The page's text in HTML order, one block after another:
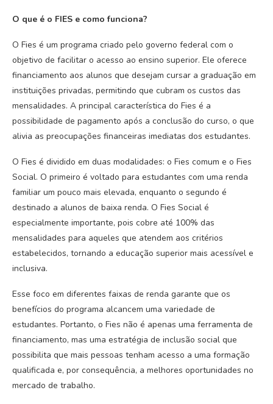
O que é o FIES e como funciona?
O Fies é um programa criado pelo governo federal com o
objetivo de facilitar o acesso ao ensino superior. Ele oferece
financiamento aos alunos que desejam cursar a graduação em
instituições privadas, permitindo que cubram os custos das
mensalidades. A principal característica do Fies é a
possibilidade de pagamento após a conclusão do curso, o que
alivia as preocupações financeiras imediatas dos estudantes.
O Fies é dividido em duas modalidades: o Fies comum e o Fies
Social. O primeiro é voltado para estudantes com uma renda
familiar um pouco mais elevada, enquanto o segundo é
destinado a alunos de baixa renda. O Fies Social é
especialmente importante, pois cobre até 100% das
mensalidades para aqueles que atendem aos critérios
estabelecidos, tornando a educação superior mais acessível e
inclusiva.
Esse foco em diferentes faixas de renda garante que os
benefícios do programa alcancem uma variedade de
estudantes. Portanto, o Fies não é apenas uma ferramenta de
financiamento, mas uma estratégia de inclusão social que
possibilita que mais pessoas tenham acesso a uma formação
qualificada e, por consequência, a melhores oportunidades no
mercado de trabalho.